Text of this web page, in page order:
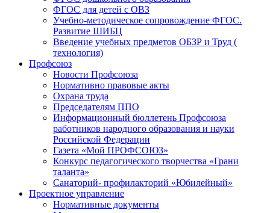
ФГОС для детей с ОВЗ
Учебно-методическое сопровождение ФГОС.
Развитие ШИБЦ
Введение учебных предметов ОБЗР и Труд (
технология)
Профсоюз
Новости Профсоюза
Нормативно правовые акты
Охрана труда
Председателям ППО
Информационный бюллетень Профсоюза
работников народного образования и науки
Российской Федерации
Газета «Мой ПРОФСОЮЗ»
Конкурс педагогического творчества «Грани
таланта»
Санаторий- профилакторий «Юбилейный»
Проектное управление
Нормативные документы